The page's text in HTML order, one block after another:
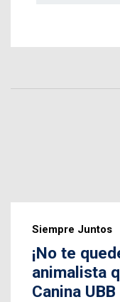
Siempre Juntos
¡No te
animalista
Canina